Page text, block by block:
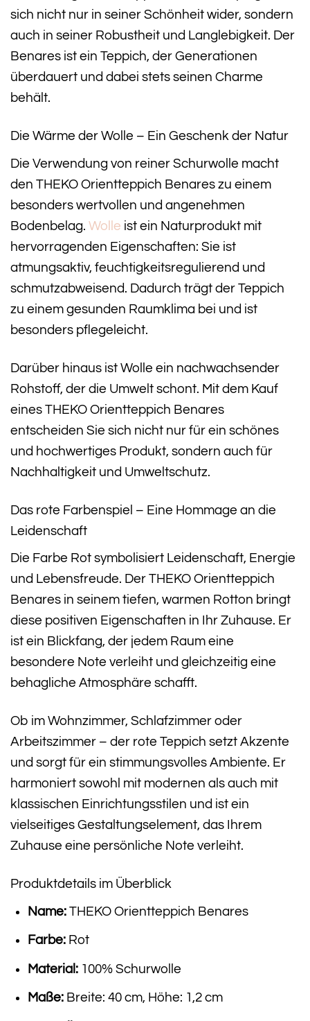
sich nicht nur in seiner Schönheit wider, sondern
auch in seiner Robustheit und Langlebigkeit. Der
Benares ist ein Teppich, der Generationen
überdauert und dabei stets seinen Charme
behält.
Die Wärme der Wolle – Ein Geschenk der Natur
Die Verwendung von reiner Schurwolle macht
den THEKO Orientteppich Benares zu einem
besonders wertvollen und angenehmen
Bodenbelag. Wolle ist ein Naturprodukt mit
hervorragenden Eigenschaften: Sie ist
atmungsaktiv, feuchtigkeitsregulierend und
schmutzabweisend. Dadurch trägt der Teppich
zu einem gesunden Raumklima bei und ist
besonders pflegeleicht.
Darüber hinaus ist Wolle ein nachwachsender
Rohstoff, der die Umwelt schont. Mit dem Kauf
eines THEKO Orientteppich Benares
entscheiden Sie sich nicht nur für ein schönes
und hochwertiges Produkt, sondern auch für
Nachhaltigkeit und Umweltschutz.
Das rote Farbenspiel – Eine Hommage an die
Leidenschaft
Die Farbe Rot symbolisiert Leidenschaft, Energie
und Lebensfreude. Der THEKO Orientteppich
Benares in seinem tiefen, warmen Rotton bringt
diese positiven Eigenschaften in Ihr Zuhause. Er
ist ein Blickfang, der jedem Raum eine
besondere Note verleiht und gleichzeitig eine
behagliche Atmosphäre schafft.
Ob im Wohnzimmer, Schlafzimmer oder
Arbeitszimmer – der rote Teppich setzt Akzente
und sorgt für ein stimmungsvolles Ambiente. Er
harmoniert sowohl mit modernen als auch mit
klassischen Einrichtungsstilen und ist ein
vielseitiges Gestaltungselement, das Ihrem
Zuhause eine persönliche Note verleiht.
Produktdetails im Überblick
Name:THEKO Orientteppich Benares
Farbe:Rot
Material:100% Schurwolle
Maße:Breite: 40 cm, Höhe: 1,2 cm